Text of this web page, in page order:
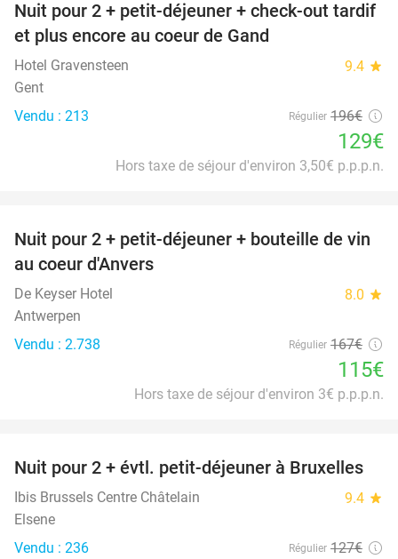
34%
Nuit pour 2 + petit-déjeuner + check-out tardif
et plus encore au coeur de Gand
Hotel Gravensteen 9.4 star
Gent
Vendu : 213
Régulier 196€
129€
Hors taxe de séjour d'environ 3,50€ p.p.p.n.
31%
Nuit pour 2 + petit-déjeuner + bouteille de vin
au coeur d'Anvers
De Keyser Hotel 8.0 star
Antwerpen
Vendu : 2.738
Régulier 167€
115€
Hors taxe de séjour d'environ 3€ p.p.p.n.
29%
Nuit pour 2 + évtl. petit-déjeuner à Bruxelles
Ibis Brussels Centre Châtelain 9.4 star
Elsene
Vendu : 236
Régulier 127€